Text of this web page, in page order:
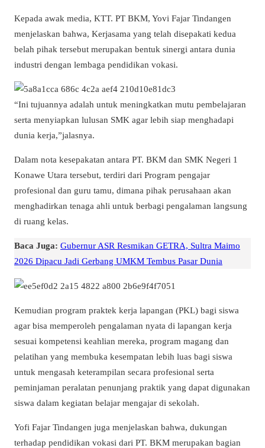
Kepada awak media, KTT. PT BKM, Yovi Fajar Tindangen
menjelaskan bahwa, Kerjasama yang telah disepakati kedua
belah pihak tersebut merupakan bentuk sinergi antara dunia
industri dengan lembaga pendidikan vokasi.
“Ini tujuannya adalah untuk meningkatkan mutu pembelajaran
serta menyiapkan lulusan SMK agar lebih siap menghadapi
dunia kerja,”jalasnya.
Dalam nota kesepakatan antara PT. BKM dan SMK Negeri 1
Konawe Utara tersebut, terdiri dari Program pengajar
profesional dan guru tamu, dimana pihak perusahaan akan
menghadirkan tenaga ahli untuk berbagi pengalaman langsung
di ruang kelas.
Baca Juga: Gubernur ASR Resmikan GETRA, Sultra Maimo
2026 Dipacu Jadi Gerbang UMKM Tembus Pasar Dunia
Kemudian program praktek kerja lapangan (PKL) bagi siswa
agar bisa memperoleh pengalaman nyata di lapangan kerja
sesuai kompetensi keahlian mereka, program magang dan
pelatihan yang membuka kesempatan lebih luas bagi siswa
untuk mengasah keterampilan secara profesional serta
peminjaman peralatan penunjang praktik yang dapat digunakan
siswa dalam kegiatan belajar mengajar di sekolah.
Yofi Fajar Tindangen juga menjelaskan bahwa, dukungan
terhadap pendidikan vokasi dari PT. BKM merupakan bagian